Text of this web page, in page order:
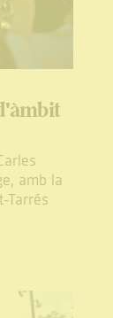
amb la
Tarrés